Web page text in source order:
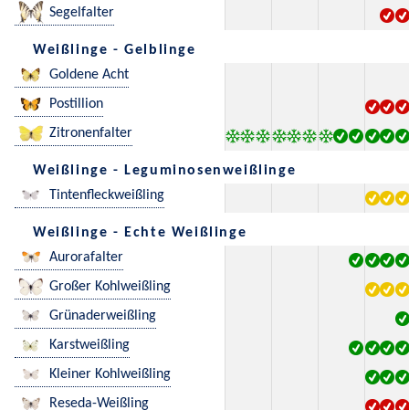
Segelfalter
Weißlinge - Gelblinge
Goldene Acht
Postillion
Zitronenfalter
Weißlinge - Leguminosenweißlinge
Tintenfleckweißling
Weißlinge - Echte Weißlinge
Aurorafalter
Großer Kohlweißling
Grünaderweißling
Karstweißling
Kleiner Kohlweißling
Reseda-Weißling